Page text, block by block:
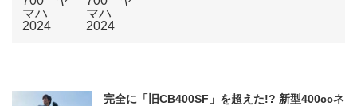
完全に「旧CB400SF」を超えた!? 新型400ccネ